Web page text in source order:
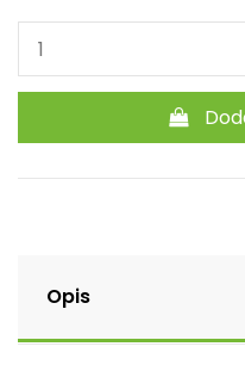
Opis